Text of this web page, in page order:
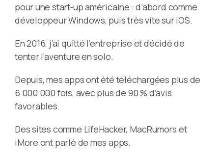
pour une start‑up américaine : d’abord comme
développeur Windows, puis très vite sur iOS.
En 2016, j’ai quitté l’entreprise et décidé de
tenter l’aventure en solo.
Depuis, mes apps ont été téléchargées plus de
6 000 000 fois, avec plus de 90 % d’avis
favorables.
Des sites comme LifeHacker, MacRumors et
iMore ont parlé de mes apps.